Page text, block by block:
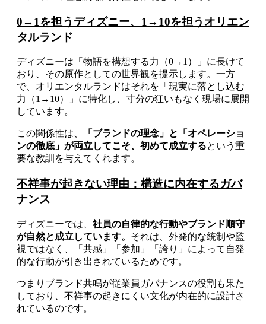
0→1を担うディズニー、1→10を担うオリエン
タルランド
ディズニーは「物語を構想する力（0→1）」に長けて
おり、その原作としての世界観を提示します。一方
で、オリエンタルランドはそれを「現実に落とし込む
力（1→10）」に特化し、寸分の狂いもなく現場に展開
しています。
この関係性は、
「ブランドの理念」と「オペレーショ
ンの徹底」が両立してこそ、初めて成立するという重
要な教訓を与えてくれます。
不祥事が起きない理由：構造に内在するガバ
ナンス
ディズニーでは、 社員の自律的な行動やブランド順守
が自然と成立しています。 それは、外発的な統制や監
視ではなく、「共感」「参加」「誇り」によって自発
的な行動が引き出されているためです。
つまりブランド共鳴が従業員ガバナンスの役割も果た
しており、不祥事の起きにくい文化が内在的に設計さ
れているのです。